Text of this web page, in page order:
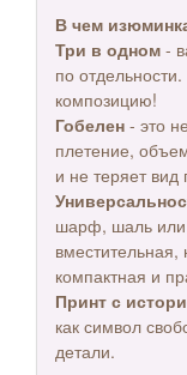
В чем
Три в одном -
по
композицию!
Гобелен - это
плетение,
и не теряет вид
шарф, шаль или
компактная и
Принт с
как символ
детали.